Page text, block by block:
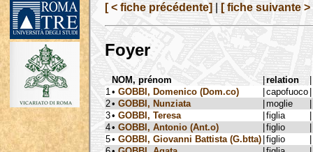
[ < fiche précédente] [ fiche suivante >
Foyer
NOM, prénom | relation
|
1 • GOBBI, Domenico (Dom.co) |capofuoco |
2• GOBBI, Nunziata |moglie
|
3• GOBBI, Teresa |figlia
|
4• GOBBI, Antonio (Ant.o) |figlio
|
5• GOBBI, Giovanni Battista (G.btta) |figlio
|